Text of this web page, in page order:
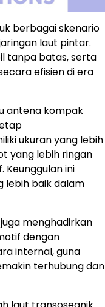
berbagai skenario
laut pintar.
tanpa batas, serta
efisien di era
antena kompak
ukuran yang lebih
yang lebih ringan
Keunggulan ini
lebih baik dalam
menghadirkan
dengan
internal, guna
terhubung dan